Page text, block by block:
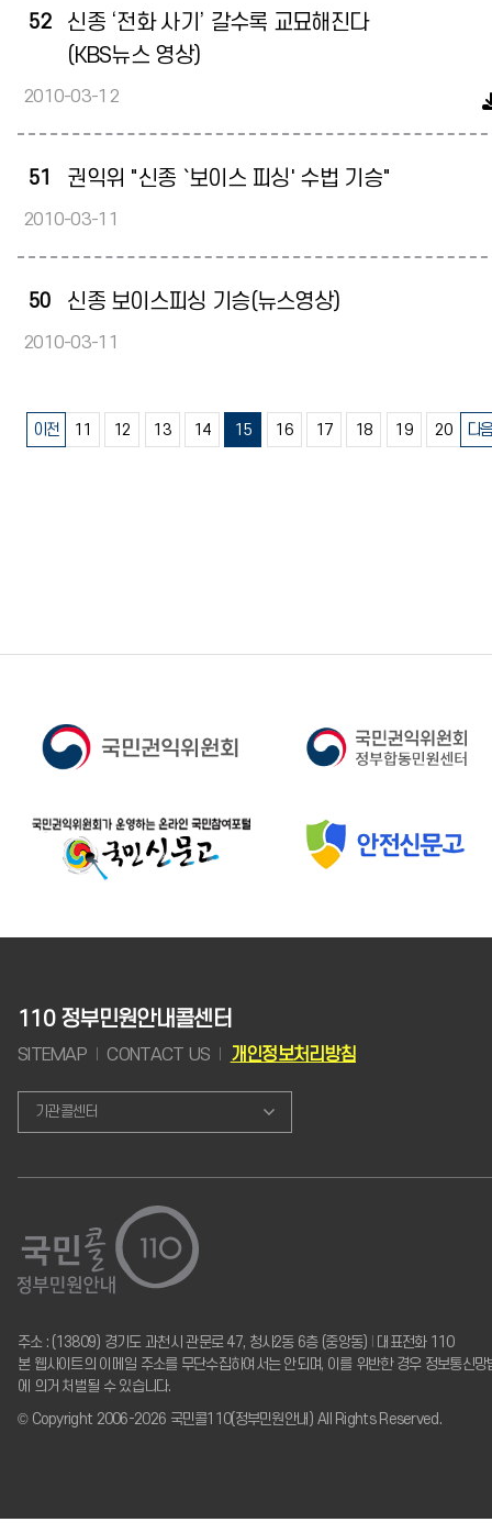
52
신종 ‘전화 사기’ 갈수록 교묘해진다
(KBS뉴스 영상)
2010-03-12
51 권익위 "신종 `보이스 피싱' 수법 기승"
2010-03-11
50 신종 보이스피싱 기승(뉴스영상)
2010-03-11
이전 11 12 13 14 15 16 17 18 19 20 다
110 정부민원안내콜센터
SITEMAP CONTACT US 개인정보처리방침
기관콜센터
주소 : (13809) 경기도 과천시 관문로 47, 청사2동 6층 (중앙동)
대표전화 110
본 웹사이트의 이메일 주소를 무단수집하여서는 안되며, 이를 위반한 경우 정보통신망
에 의거 처벌될 수 있습니다.
© Copyright 2006-2026 국민콜110(정부민원안내) All Rights Reserved.